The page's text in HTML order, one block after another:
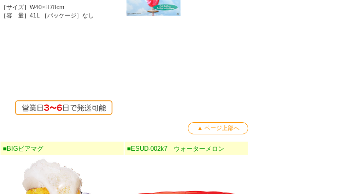
［サイズ］W40×H78cm
［容 量］41L ［パッケージ］なし
▲ ページ上部へ
■BIGビアマグ ■ESUD-002k7 ウォーターメロン